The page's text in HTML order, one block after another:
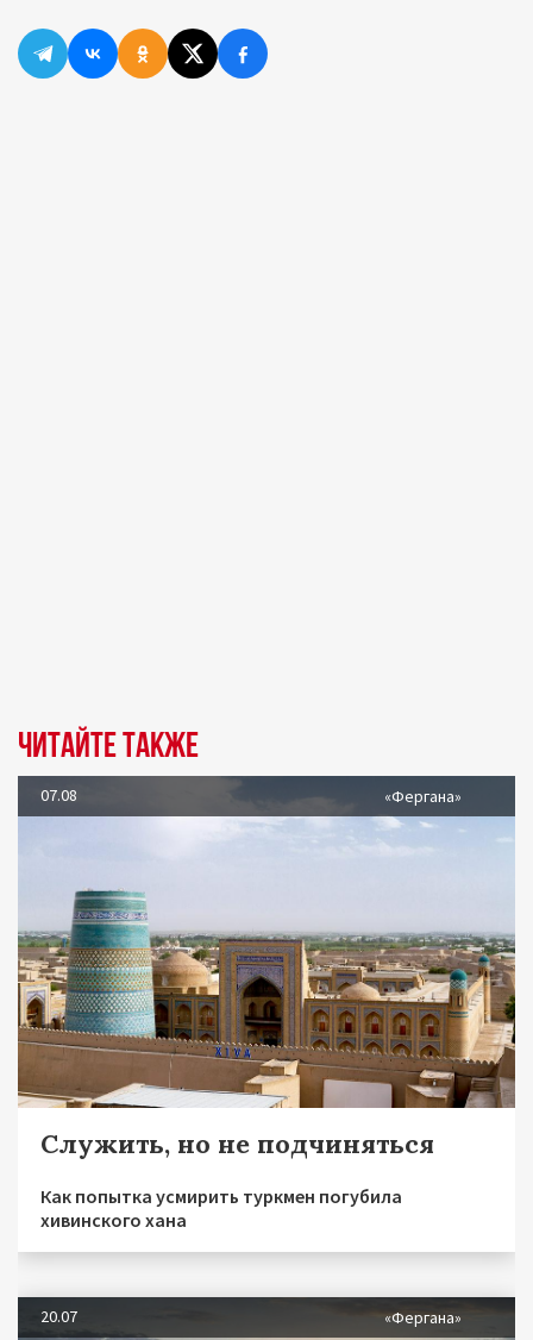
Читайте также
07.08 «Фергана»
Служить, но не подчиняться
Как попытка усмирить туркмен погубила
хивинского хана
20.07 «Фергана»